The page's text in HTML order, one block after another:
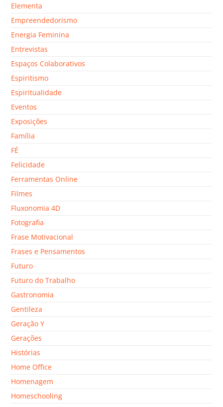
Elementa
Empreendedorismo
Energia Feminina
Entrevistas
Espaços Colaborativos
Espiritismo
Espiritualidade
Eventos
Exposições
Família
FÉ
Felicidade
Ferramentas Online
Filmes
Fluxonomia 4D
Fotografia
Frase Motivacional
Frases e Pensamentos
Futuro
Futuro do Trabalho
Gastronomia
Gentileza
Geração Y
Gerações
Histórias
Home Office
Homenagem
Homeschooling